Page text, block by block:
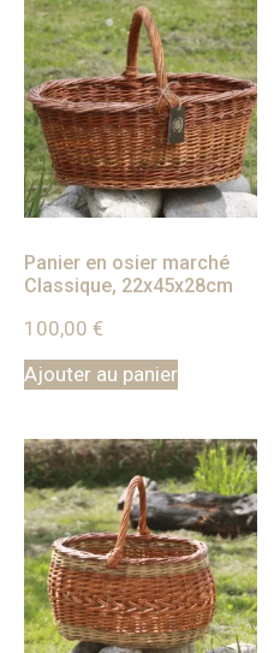
Panier en osier marché
Classique, 22x45x28cm
100,00 €
Ajouter au panier